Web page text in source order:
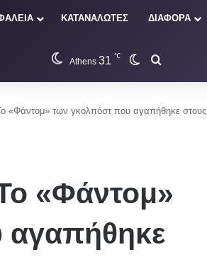
ΚΑΤΑΝΑΛΩΤΕΣ ΔΙΑΦΟΡΑ
Athens 31 ℃ Switch skin
«Φάντομ» των γκολπόστ που αγαπήθηκε στους
«Φάντομ»